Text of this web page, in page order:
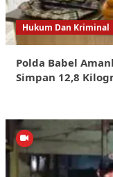
Hukum Dan Kriminal
Polda Babel
Simpan 12,8